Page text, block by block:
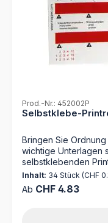
Prod.-Nr.: 452002P
Selbstklebe-
Bringen Sie
wichtige Unterlagen
selbstklebenden
nach alphabetischen
effizient auf Ihre
Büros, Archiven oder
Laserdrucker
Inhalt: 34 Stück (CHF
Regulärer Preis:
Ab CHF 4.83